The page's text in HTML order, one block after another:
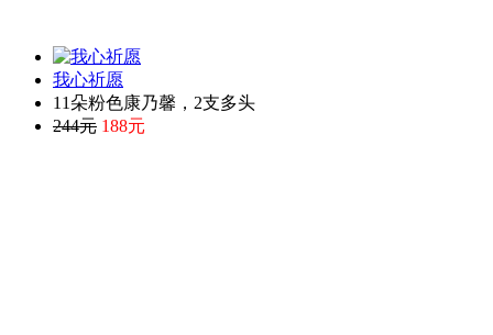
我心祈愿
11朵粉色康乃馨，2支多头
244元 188元